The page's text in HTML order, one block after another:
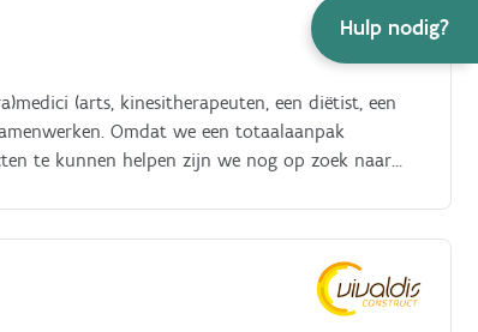
Hulp nodig?
(arts, kinesitherapeuten, een diëtist, een
Omdat we een totaalaanpak
te kunnen helpen zijn we nog op zoek naar